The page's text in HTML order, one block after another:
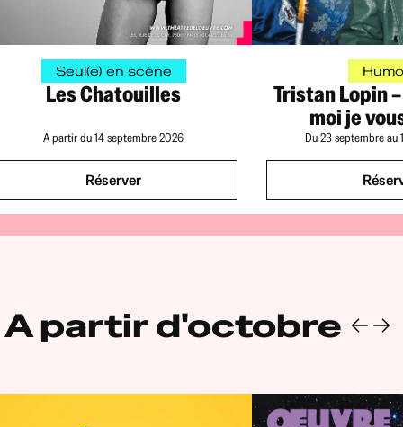
Seul(e) en scène
Les Chatouilles
A partir du 14 septembre 2026
Réserver
Tristan Lopin
moi je
Du 23 septembre
A partir d'octobre